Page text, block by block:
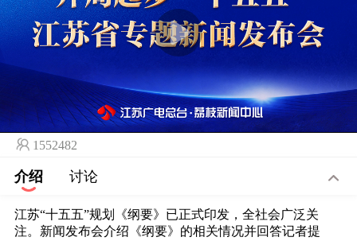
1552482
介绍 讨论
江苏“十五五”规划《纲要》已正式印发，全社会广泛关
注。新闻发布会介绍《纲要》的相关情况并回答记者提